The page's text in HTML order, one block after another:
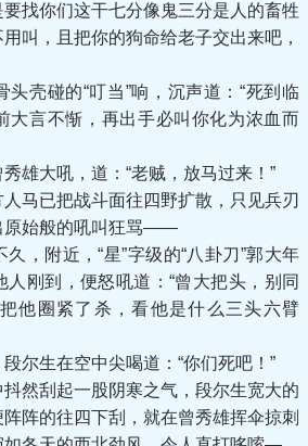
找你们这干七分像鬼三分是人的畜牲
叫，且把你的狗命给老子交出来吧，
壳碰的“叮当”响，沉声道：“死到临
大言不惭，再出手必叫你化为浓血而
大吼，道：“老贼，放马过来！”
已把战斗面往四野扩散，只见兵刃
原始般的吼叫狂骂——
附近，“星”字级的“八卦刀”郭大年
刚到，便怒吼道：“曾大把头，别同
他圈紧了杀，看他是什么三头六臂
生在空中尖喝道：“你们死吧！”
刮起一股阴寒之气，段尔生宽大的
阵的往四下刮，就在曾秀雄挥伞掠刺